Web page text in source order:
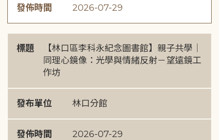
發佈時間 2026-07-29
標題
【林口區李科永紀念圖書館】親子共學｜
同理心鏡像：光學與情緒反射－望遠鏡工
作坊
發布單位 林口分館
發佈時間 2026-07-29